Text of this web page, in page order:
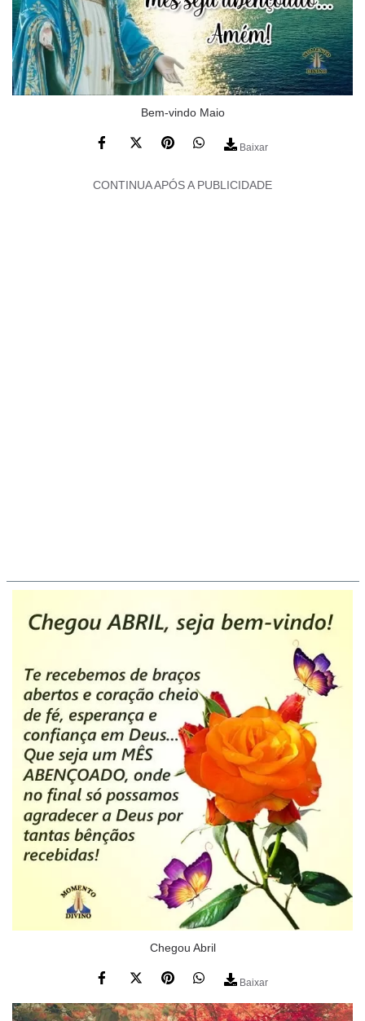
Bem-vindo Maio
Baixar
CONTINUA APÓS A PUBLICIDADE
Chegou Abril
Baixar